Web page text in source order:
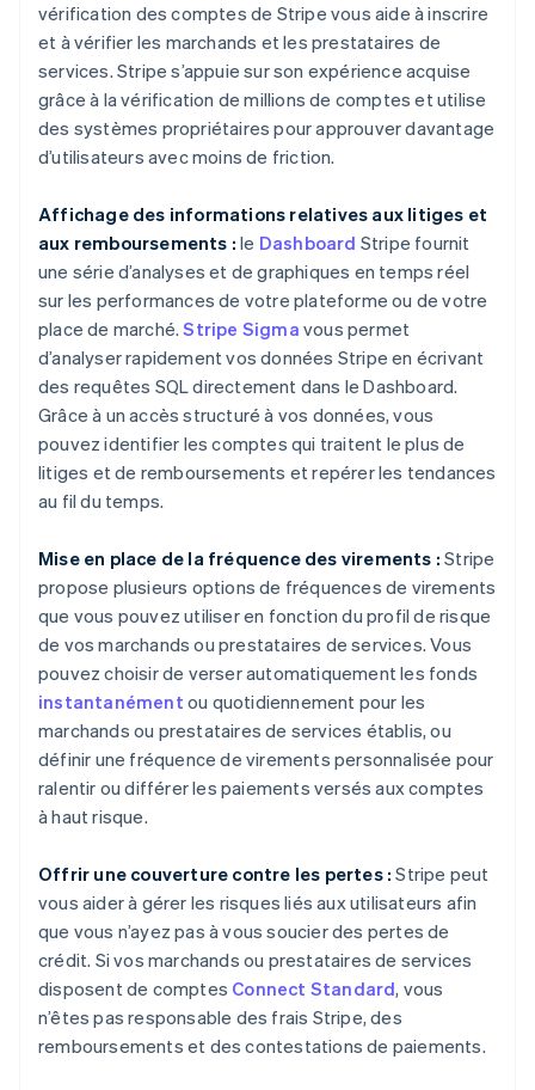
vérification des comptes de Stripe vous aide à inscrire
et à vérifier les marchands et les prestataires de
services. Stripe s’appuie sur son expérience acquise
grâce à la vérification de millions de comptes et utilise
des systèmes propriétaires pour approuver davantage
d’utilisateurs avec moins de friction.
Affichage des informations relatives aux litiges et
aux remboursements : le Dashboard Stripe fournit
une série d’analyses et de graphiques en temps réel
sur les performances de votre plateforme ou de votre
place de marché.Stripe Sigma vous permet
d’analyser rapidement vos données Stripe en écrivant
des requêtes SQL directement dans le Dashboard.
Grâce à un accès structuré à vos données, vous
pouvez identifier les comptes qui traitent le plus de
litiges et de remboursements et repérer les tendances
au fil du temps.
Mise en place de la fréquence des virements : Stripe
propose plusieurs options de fréquences de virements
que vous pouvez utiliser en fonction du profil de risque
de vos marchands ou prestataires de services. Vous
pouvez choisir de verser automatiquement les fonds
instantanément ou quotidiennement pour les
marchands ou prestataires de services établis, ou
définir une fréquence de virements personnalisée pour
ralentir ou différer les paiements versés aux comptes
à haut risque.
Offrir une couverture contre les pertes : Stripe peut
vous aider à gérer les risques liés aux utilisateurs afin
que vous n’ayez pas à vous soucier des pertes de
crédit. Si vos marchands ou prestataires de services
disposent de comptes Connect Standard, vous
n’êtes pas responsable des frais Stripe, des
remboursements et des contestations de paiements.
Allemagne
DeutschEnglish
Australie
English
DeutschEnglish
Belgique
NederlandsFrançais
Português English
Bulgarie
English
Canada
EnglishFrançais
Chine continentale
简体中文 English
English
Croatie
English Italiano
Danemark
English
EspañolEnglish
Estonie
English
États-Unis
English Español 简体中文